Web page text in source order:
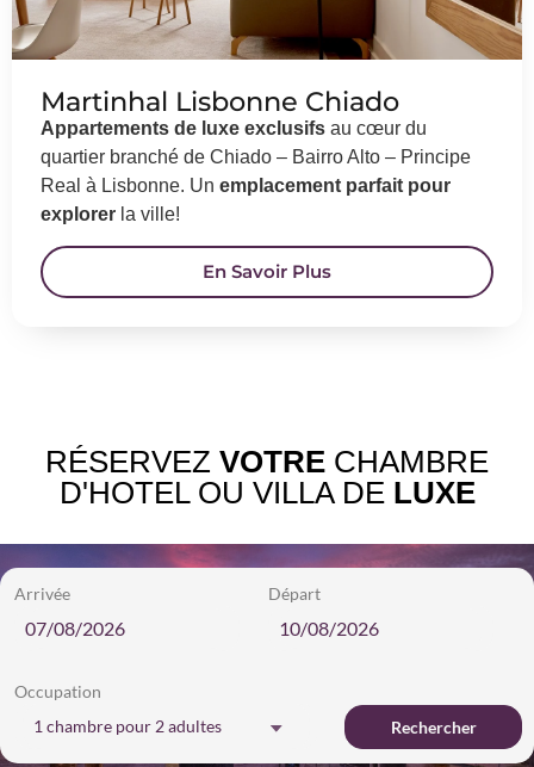
Martinhal Lisbonne Chiado
Appartements de luxe exclusifs au cœur du
quartier branché de Chiado – Bairro Alto – Principe
Real à Lisbonne. Un emplacement parfait pour
explorer la ville!
En Savoir Plus
RÉSERVEZ VOTRE CHAMBRE
D'HOTEL OU VILLA DE LUXE
Arrivée Départ
Occupation
1 chambre pour 2 adultes Rechercher